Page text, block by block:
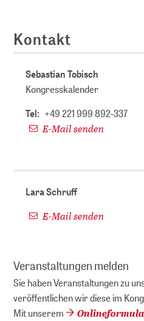
Kontakt
Sebastian Tobisch
Kongresskalender
Tel: +49 221 999 892-337
E-Mail senden
Lara Schruff
E-Mail senden
Veranstaltungen melden
Sie haben Veranstaltungen zu
veröffentlichen wir diese im
Mit unserem